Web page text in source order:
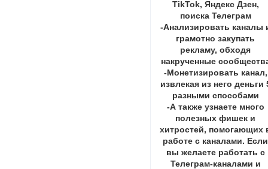
TikTok, Яндекс Дзен,
поиска Телеграм
-Анализировать каналы
грамотно закупать
рекламу, обходя
накрученные
-Монетизировать канал,
извлекая из него деньги
разными способами
-А также узнаете много
полезных фишек и
хитростей, помогающих
работе с каналами. Если
вы желаете работать с
Телеграм-каналами и